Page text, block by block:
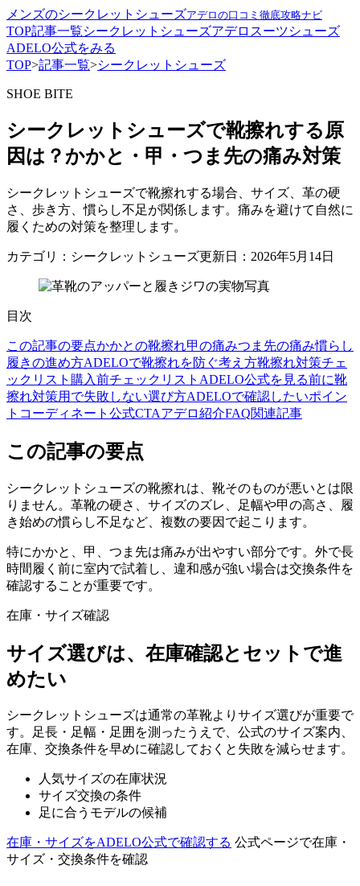
メンズのシークレットシューズアデロの口コミ徹底攻略ナビ
TOP記事一覧シークレットシューズアデロ スーツシューズ
ADELO公式をみる
TOP>記事一覧>シークレットシューズ
SHOE BITE
シークレットシューズで靴擦れする原
因は？かかと・甲・つま先の痛み対策
シークレットシューズで靴擦れする場合、サイズ、革の硬
さ、歩き方、慣らし不足が関係します。痛みを避けて自然に
履くための対策を整理します。
カテゴリ：シークレットシューズ更新日：2026年5月14日
目次
この記事の要点かかとの靴擦れ甲の痛みつま先の痛み慣らし
履きの進め方ADELOで靴擦れを防ぐ考え方靴擦れ対策チェ
ックリスト 購入前チェックリスト ADELO公式を見る前に靴
擦れ対策用で失敗しない選び方ADELOで確認したいポイン
ト コーディネート 公式CTAアデロ紹介FAQ関連記事
この記事の要点
シークレットシューズの靴擦れは、靴そのものが悪いとは限
りません。革靴の硬さ、サイズのズレ、足幅や甲の高さ、履
き始めの慣らし不足など、複数の要因で起こります。
特にかかと、甲、つま先は痛みが出やすい部分です。外で長
時間履く前に室内で試着し、違和感が強い場合は交換条件を
確認することが重要です。
在庫・サイズ確認
サイズ選びは、在庫確認とセットで進
めたい
シークレットシューズは通常の革靴よりサイズ選びが重要で
す。足長・足幅・足囲を測ったうえで、公式のサイズ案内、
在庫、交換条件を早めに確認しておくと失敗を減らせます。
人気サイズの在庫状況
サイズ交換の条件
足に合うモデルの候補
在庫・サイズをADELO公式で確認する 公式ページで在庫・
サイズ・交換条件を確認